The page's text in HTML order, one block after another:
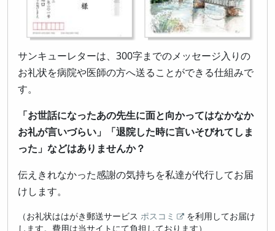
サンキューレターは、300字までのメッセージ入りの
お礼状を病院や医師の方へ送ることができる仕組みで
す。
「お世話になったあの先生に面と向かってはなかなか
お礼が言いづらい」「退院した時に言いそびれてしま
った」などはありませんか？
伝えきれなかった感謝の気持ちを私達が代行してお届
けします。
（お礼状ははがき郵送サービス ポスコミ
を利用してお届け
します。費用は当サイトにて負担しております）